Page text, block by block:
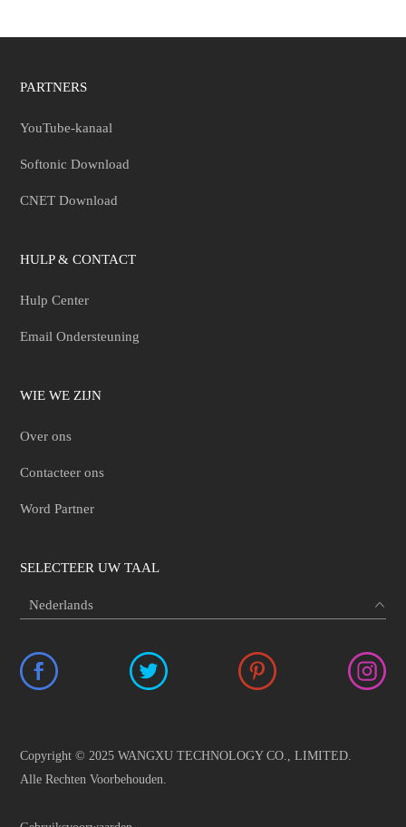
PARTNERS
YouTube-kanaal
Softonic Download
CNET Download
HULP & CONTACT
Hulp Center
Email Ondersteuning
WIE WE ZIJN
Over ons
Contacteer ons
Word Partner
SELECTEER UW TAAL
Copyright © 2025 WANGXU TECHNOLOGY CO., LIMITED.
Alle Rechten Voorbehouden.